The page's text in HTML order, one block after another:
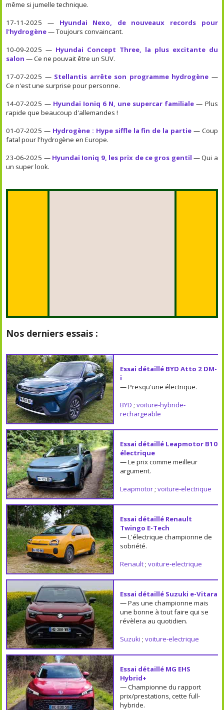
même si jumelle technique.
17-11-2025 — Hyundai Nexo, de nouveaux records pour
l'hydrogène— Toujours convaincant.
10-09-2025 — Hyundai Concept Three, la plus excitante du
salon — Ce ne pouvait être un SUV.
17-07-2025 — Stellantis arrête son programme hydrogène —
Ce n'est une surprise pour personne.
14-07-2025 — Hyundai Ioniq 6 N, une supercar familiale — Plus
rapide que beaucoup d'allemandes !
01-07-2025 — Hydrogène : Hype siffle la fin de la partie— Coup
fatal pour l'hydrogène en Europe.
23-06-2025 — Hyundai Ioniq 9, les prix de ce gros gentil — Qui a
un super look.
Nos derniers essais :
Essai détaillé BYD Atto 2 DM-
i
— Presqu'une électrique.
BYD ; voiture-hybride-
rechargeable
Essai détaillé Leapmotor B10
électrique
— Le prix comme meilleur
argument.
Leapmotor; voiture-electrique
Essai détaillé Renault
Twingo E-Tech
— L'électrique championne de
sobriété.
Renault; voiture-electrique
Essai détaillé Suzuki e-Vitara
— Pas une championne mais
une bonne à tout faire qui se
révèlera au quotidien.
Suzuki ; voiture-electrique
Essai détaillé MG EHS
Hybrid+
— Championne du rapport
prix/prestations, cette full-
hybride.